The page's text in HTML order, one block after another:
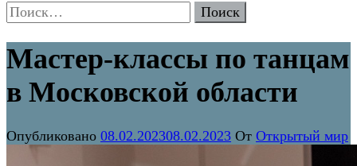
Найти:
Мастер-классы по танцам
в Московской области
Опубликовано 08.02.202308.02.2023 От Открытый мир